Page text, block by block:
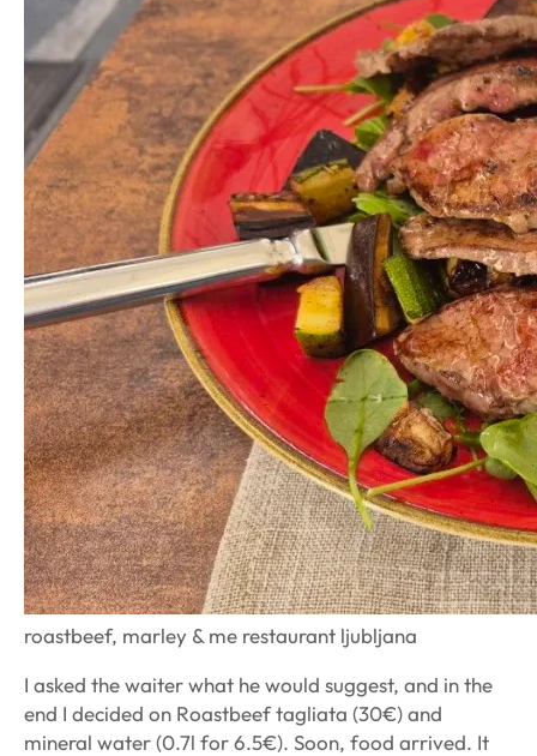
roastbeef, marley & me restaurant ljubljana
I asked the waiter what he would suggest, and in the
end I decided on Roastbeef tagliata (30€) and
mineral water (0.7l for 6.5€). Soon, food arrived. It